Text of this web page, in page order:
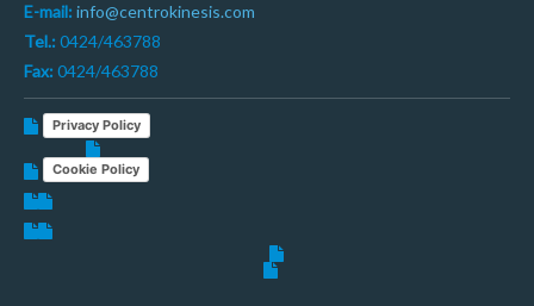
E-mail: info@centrokinesis.com
Tel.: 0424/463788
Fax: 0424/463788
Privacy Policy
Cookie Policy